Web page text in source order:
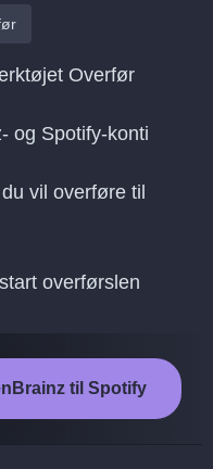
Overfør
og Spotify-konti
vil overføre til
overførslen
til Spotify